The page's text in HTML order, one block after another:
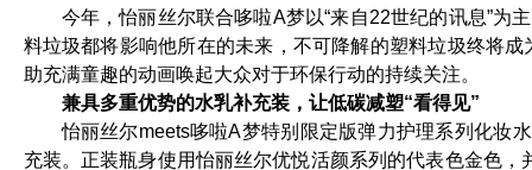
今年，怡丽丝尔联合哆啦A梦以“来自22世纪的讯息”为
料垃圾都将影响他所在的未来，不可降解的塑料垃圾终将
助充满童趣的动画唤起大众对于环保行动的持续关注。
兼具多重优势的水乳补充装，让低碳减塑“看得见”
怡丽丝尔meets哆啦A梦特别限定版弹力护理系列化妆
充装。正装瓶身使用怡丽丝尔优悦活颜系列的代表色金色